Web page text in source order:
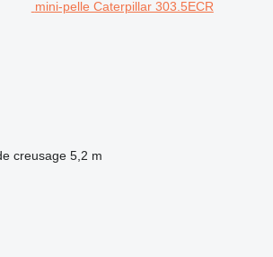
mini-pelle Caterpillar 303.5ECR
creusage 5,2 m